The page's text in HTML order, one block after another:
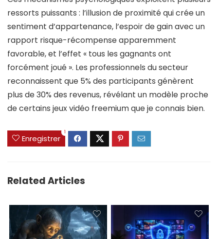
ressorts puissants : l’illusion de proximité qui crée un
sentiment d’appartenance, l’espoir de gain avec un
rapport risque-récompense apparemment
favorable, et l’effet « tous les gagnants ont
forcément joué ». Les professionnels du secteur
reconnaissent que 5% des participants génèrent
plus de 30% des revenus, révélant un modèle proche
de certains jeux vidéo freemium que je connais bien.
Enregistrer
1
Related Articles